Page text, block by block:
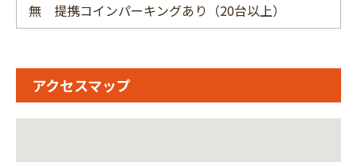
無 提携コインパーキングあり（20台以上）
アクセスマップ